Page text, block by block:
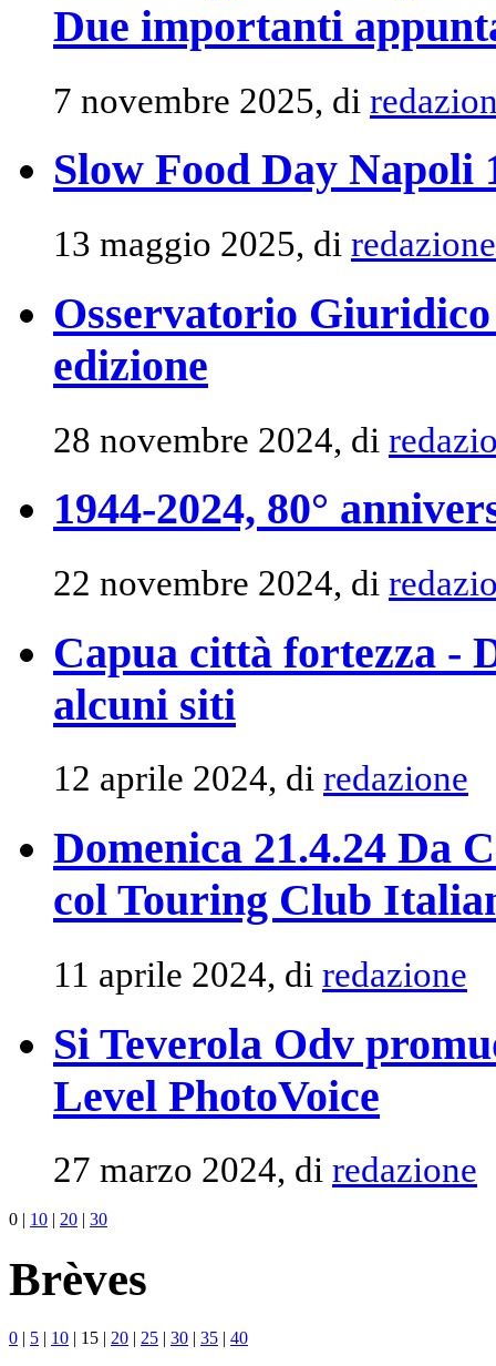
Due importanti
7 novembre 2025, di
Slow Food Day Napoli
13 maggio 2025, di redazione
Osservatorio
edizione
28 novembre 2024, di
1944-2024, 80°
22 novembre 2024, di
Capua città fortezza -
alcuni siti
12 aprile 2024, di redazione
Domenica 21.4.24 Da
col Touring Club
11 aprile 2024, di redazione
Si Teverola Odv
Level PhotoVoice
27 marzo 2024, di redazione
0 | 10 | 20 | 30
Brèves
0 | 5 | 10 | 15 | 20 | 25 | 30 | 35 | 40